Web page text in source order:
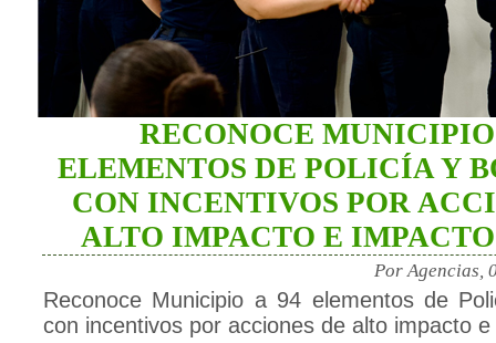
RECONOCE
ELEMENTOS DE POLICÍA Y
CON INCENTIVOS POR
ALTO IMPACTO E
Por Agencias,
Reconoce Municipio a 94 elementos de
con incentivos por acciones de alto impacto